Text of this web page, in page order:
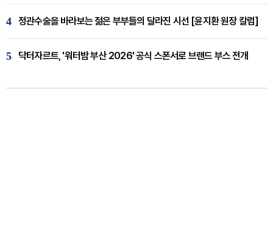
4 정관수술을 바라보는 젊은 부부들의 달라진 시선 [윤지환 원장 칼럼]
5 닥터자르트, '워터밤 부산 2026' 공식 스폰서로 브랜드 부스 전개